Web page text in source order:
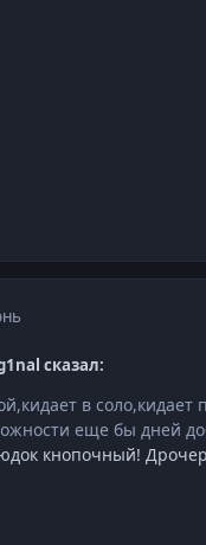
сказал:
в соло,кидает
еще бы дней
кнопочный!